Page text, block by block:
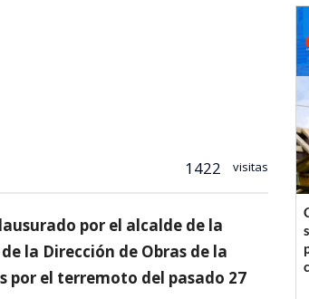
1422 visitas
por el alcalde de la
la Dirección de Obras de la
por el terremoto del pasado 27